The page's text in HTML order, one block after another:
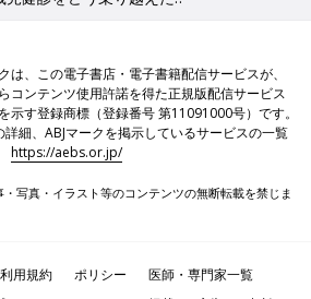
は、この電子書店・電子書籍配信サービスが、
コンテンツ使用許諾を得た正規版配信サービス
示す登録商標（登録番号 第11091000号）です。
詳細、ABJマークを掲示しているサービスの一覧
https://aebs.or.jp/
写真・イラスト等のコンテンツの無断転載を禁じま
利用規約 ポリシー
医師・専門家一覧